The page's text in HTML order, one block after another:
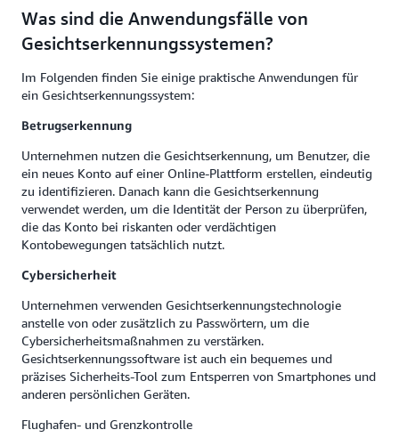
Was sind die Anwendungsfälle von
Gesichtserkennungssystemen?
Im Folgenden finden Sie einige praktische Anwendungen für
ein Gesichtserkennungssystem:
Betrugserkennung
Unternehmen nutzen die Gesichtserkennung, um Benutzer, die
ein neues Konto auf einer Online-Plattform erstellen, eindeutig
zu identifizieren. Danach kann die Gesichtserkennung
verwendet werden, um die Identität der Person zu überprüfen,
die das Konto bei riskanten oder verdächtigen
Kontobewegungen tatsächlich nutzt.
Cybersicherheit
Unternehmen verwenden Gesichtserkennungstechnologie
anstelle von oder zusätzlich zu Passwörtern, um die
Cybersicherheitsmaßnahmen zu verstärken.
Gesichtserkennungssoftware ist auch ein bequemes und
präzises Sicherheits-Tool zum Entsperren von Smartphones und
anderen persönlichen Geräten.
Flughafen- und Grenzkontrolle